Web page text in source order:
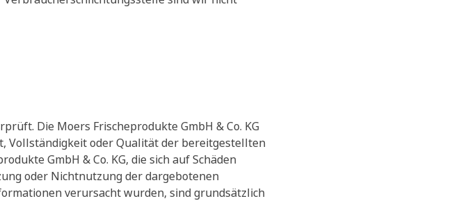
Die Moers Frischeprodukte GmbH & Co. KG
Vollständigkeit oder Qualität der bereitgestellten
GmbH & Co. KG, die sich auf Schäden
oder Nichtnutzung der dargebotenen
verursacht wurden, sind grundsätzlich